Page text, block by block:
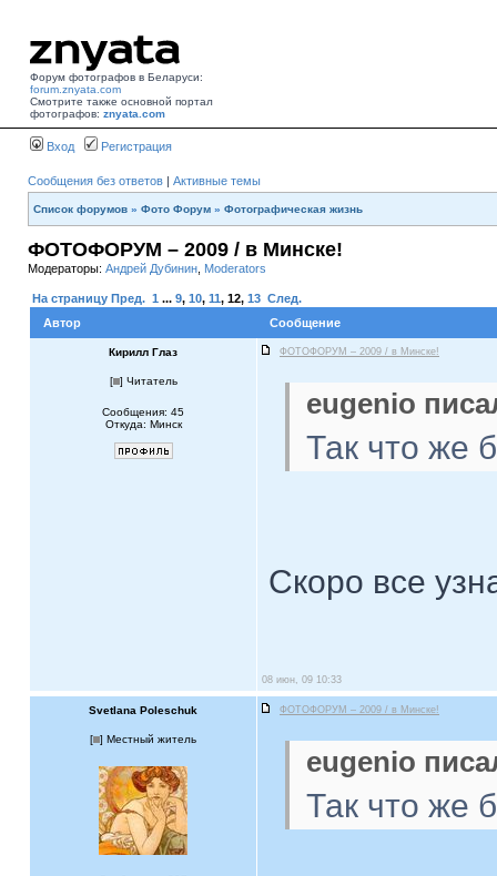
Форум фотографов в Беларуси:
forum.znyata.com
Смотрите также основной портал
фотографов: znyata.com
Вход Регистрация
Сообщения без ответов | Активные темы
Список форумов » Фото Форум » Фотографическая жизнь
ФОТОФОРУМ – 2009 / в Минске!
Модераторы: Андрей Дубинин Moderators
На страницу Пред. 1 ... 9, 10, 11, 12, 13 След.
Автор
Сообщение
Кирилл Глаз ФОТОФОРУМ – 2009 / в Минске!
[ ] Читатель
Сообщения: 45
Откуда: Минск
eugenio
Так что же
Скоро все
08 июн, 09 10:33
Svetlana Poleschuk ФОТОФОРУМ – 2009 / в Минске!
[ ] Местный житель
eugenio
Так что же